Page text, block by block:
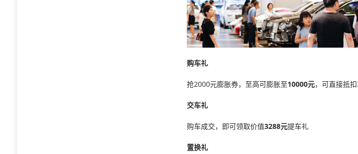
购车礼
抢2000元膨胀券，至高可膨胀至10000元，可直接抵
交车礼
购车成交，即可领取价值3288元提车礼
置换礼